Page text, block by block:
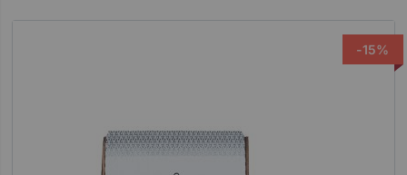
-15%